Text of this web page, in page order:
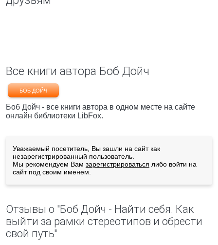
Все книги автора Боб Дойч
БОБ ДОЙЧ
Боб Дойч - все книги автора в одном месте на сайте
онлайн библиотеки LibFox.
Уважаемый посетитель, Вы зашли на сайт как
незарегистрированный пользователь.
Мы рекомендуем Вам зарегистрироваться либо войти на
сайт под своим именем.
Отзывы о "Боб Дойч - Найти себя. Как
выйти за рамки стереотипов и обрести
свой путь"